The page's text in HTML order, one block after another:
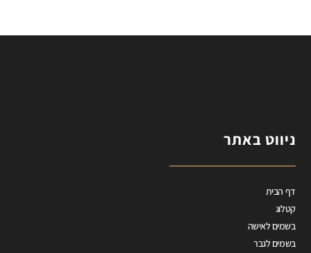
ניווט באתר
דף הבית
קטלוג
בשמים לאישה
בשמים לגבר